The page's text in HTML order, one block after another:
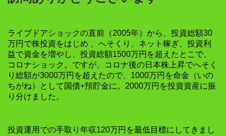
ライブドアショックの直前（2005年）から、投資総額30
万円で株投資をはじめ 、へそくり、ネット稼ぎ、投資利
益で資金を増やし、投資総額1500万円を超えたとこで、
コロナショック。ですが、コロナ後の日本株上昇でへそく
り総額が3000万円を超えたので、1000万円を命金（いの
ちがね）として国債+預貯金に。2000万円を投資資産に振
り分けました。
投資運用での手取り年収120万円を最低目標にしてきまし